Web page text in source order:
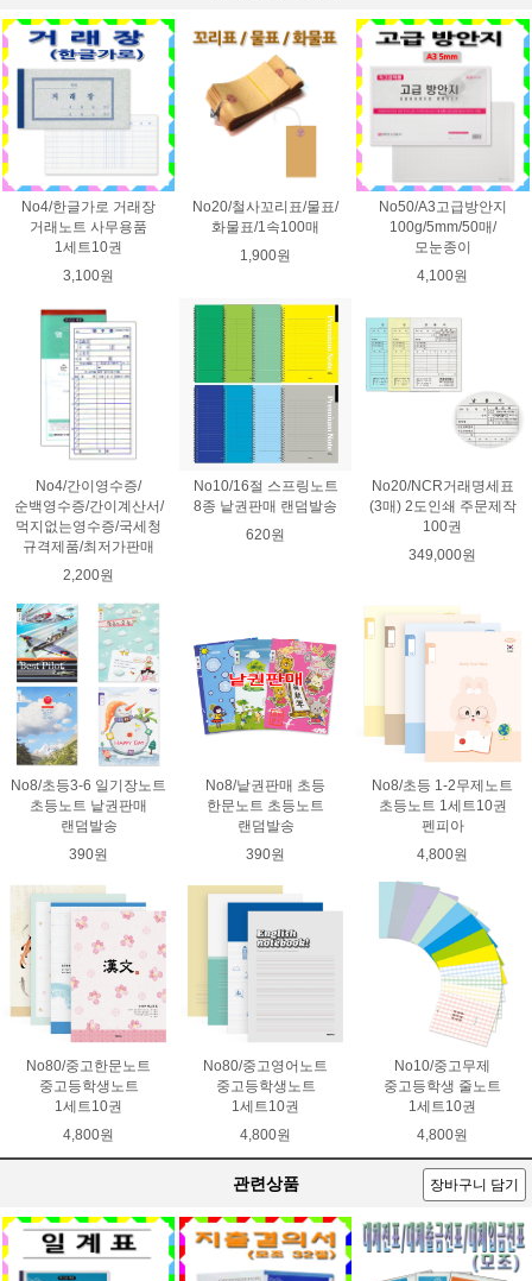
No4/한글가로 거래장
거래노트 사무용품
1세트10권
3,100원
No20/철사꼬리표/물표/
화물표/1속100매
1,900원
No50/A3고급방안지
100g/5mm/50매/
모눈종이
4,100원
No4/간이영수증/
순백영수증/간이계산서/
먹지없는영수증/국세청
규격제품/최저가판매
2,200원
No10/16절 스프링노트
8종 낱권판매 랜덤발송
620원
No20/NCR거래명세표
(3매) 2도인쇄 주문제작
100권
349,000원
No8/초등3-6 일기장노트
초등노트 낱권판매
랜덤발송
390원
No8/낱권판매 초등
한문노트 초등노트
랜덤발송
390원
No8/초등 1-2무제노트
초등노트 1세트10권
펜피아
4,800원
No80/중고한문노트
중고등학생노트
1세트10권
4,800원
No80/중고영어노트
중고등학생노트
1세트10권
4,800원
No10/중고무제
중고등학생 줄노트
1세트10권
4,800원
관련상품 장바구니 담기